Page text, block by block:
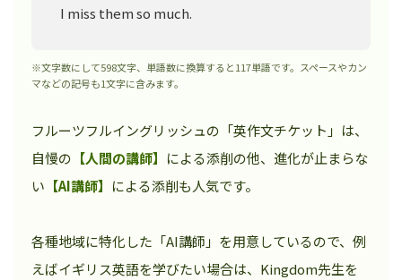
I miss them so much.
※文字数にして598文字、単語数に換算すると117単語です。スペースやカン
マなどの記号も1文字に含みます。
フルーツフルイングリッシュの「英作文チケット」は、
自慢の 【人間の講師】 による添削の他、進化が止まらな
い 【AI講師】 による添削も人気です。
各種地域に特化した「AI講師」を用意しているので、例
えばイギリス英語を学びたい場合は、Kingdom先生を